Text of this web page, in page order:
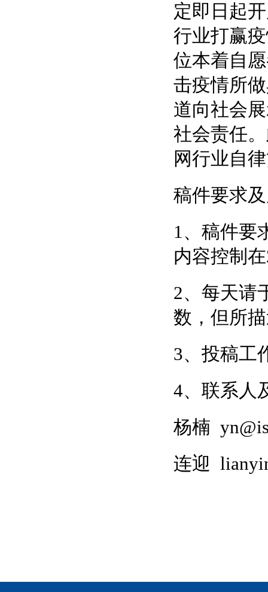
定即日起
行业打赢
位本着自
击疫情所
道向社会
社会责任
网行业自
稿件要求
1、稿件要
内容控制
2、每天请
数，但所
3、投稿工
4、联系人
杨楠
连迎